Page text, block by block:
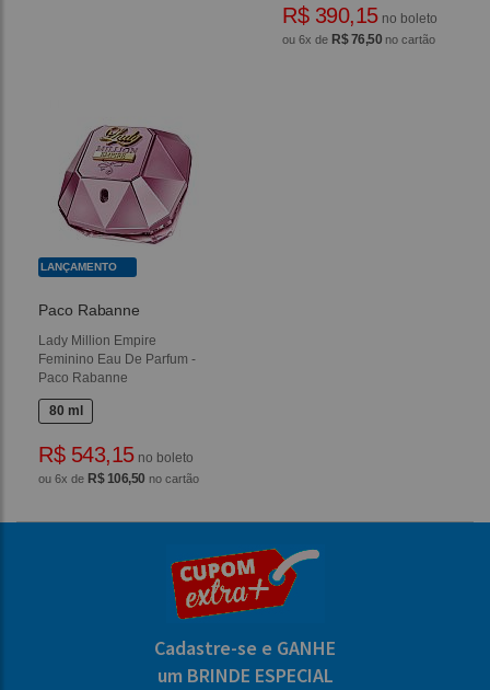
R$ 390,15no boleto
ou 6x de R$ 76,50 no cartão
LANÇAMENTO
Paco Rabanne
Lady Million Empire
Feminino Eau De Parfum -
Paco Rabanne
80 ml
R$ 543,15no boleto
ou 6x de R$ 106,50 no cartão
Cadastre-se e GANHE
um BRINDE ESPECIAL